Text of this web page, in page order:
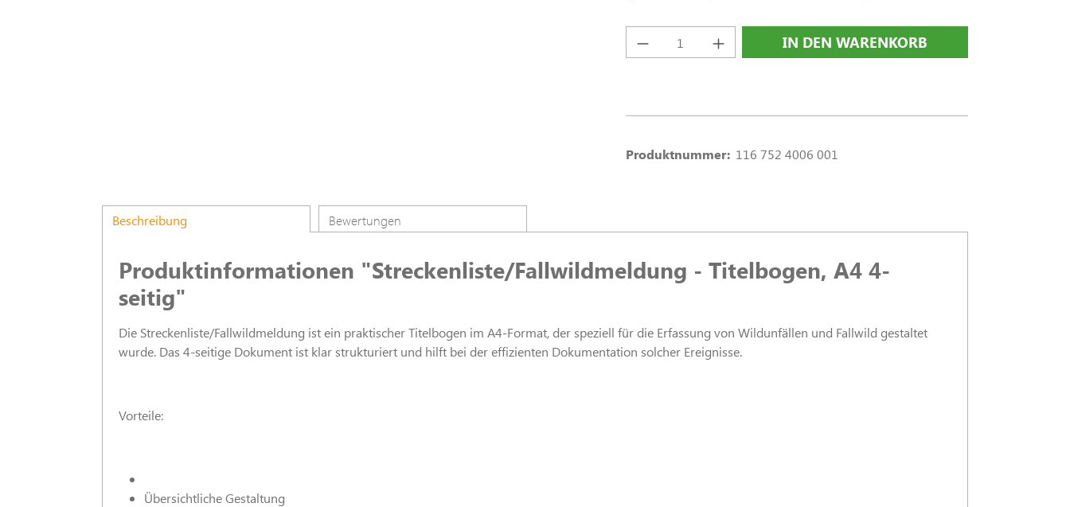
Produkt Anzahl: Gib den gewünschten Wert ein
IN DEN WARENKORB
Produktnummer: 116 752 4006 001
Beschreibung Bewertungen
Produktinformationen "Streckenliste/Fallwildmeldung - Titelbogen, A4 4-
seitig"
Die Streckenliste/Fallwildmeldung ist ein praktischer Titelbogen im A4-Format, der speziell für die Erfassung von Wildunfällen und Fallwild gestaltet
wurde. Das 4-seitige Dokument ist klar strukturiert und hilft bei der effizienten Dokumentation solcher Ereignisse.
Vorteile:
Übersichtliche Gestaltung